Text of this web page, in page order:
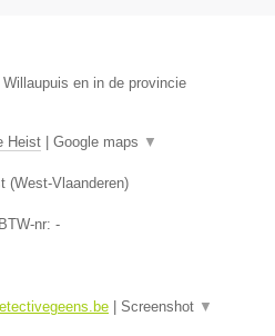
en in de provincie
Heist | Google maps ▼
(West-Vlaanderen)
BTW-nr: -
| Screenshot ▼